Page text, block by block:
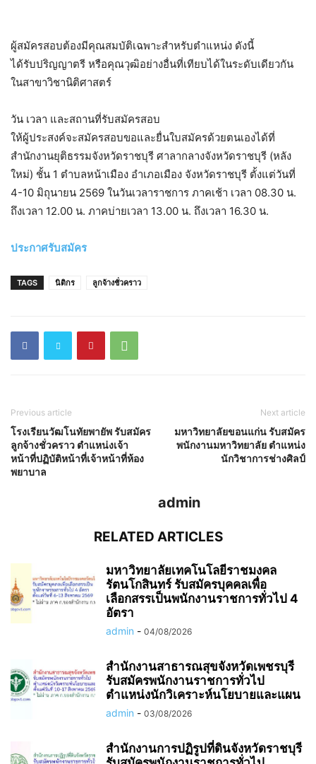
ผู้สมัครสอบต้องมีคุณสมบัติเฉพาะสำหรับตำแหน่ง ดังนี้
ได้รับปริญญาตรี หรือคุณวุฒิอย่างอื่นที่เทียบได้ในระดับเดียวกัน
ในสาขาวิชานิติศาสตร์
วัน เวลา และสถานที่รับสมัครสอบ
ให้ผู้ประสงค์จะสมัครสอบขอและยื่นใบสมัครด้วยตนเองได้ที่
สำนักงานยุติธรรมจังหวัดราชบุรี ศาลากลางจังหวัดราชบุรี (หลัง
ใหม่) ชั้น 1 ตำบลหน้าเมือง อำเภอเมือง จังหวัดราชบุรี ตั้งแต่วันที่
4-10 มิถุนายน 2569 ในวันเวลาราชการ ภาคเช้า เวลา 08.30 น.
ถึงเวลา 12.00 น. ภาคบ่ายเวลา 13.00 น. ถึงเวลา 16.30 น.
ประกาศรับสมัคร
TAGS นิติกร ลูกจ้างชั่วคราว
Previous article
โรงเรียนวัฒโนทัยพายัพ รับสมัคร
ลูกจ้างชั่วคราว ตำแหน่งเจ้า
หน้าที่ปฏิบัติหน้าที่เจ้าหน้าที่ห้อง
พยาบาล
Next article
มหาวิทยาลัยขอนแก่น รับสมัคร
พนักงานมหาวิทยาลัย ตำแหน่ง
นักวิชาการช่างศิลป์
admin
RELATED ARTICLES
มหาวิทยาลัยเทคโนโลยีราชมงคล
รัตนโกสินทร์ รับสมัครบุคคลเพื่อ
เลือกสรรเป็นพนักงานราชการทั่วไป 4
อัตรา
admin - 04/08/2026
สำนักงานสาธารณสุขจังหวัดเพชรบุรี
รับสมัครพนักงานราชการทั่วไป
ตำแหน่งนักวิเคราะห์นโยบายและแผน
admin - 03/08/2026
สำนักงานการปฏิรูปที่ดินจังหวัดราชบุรี